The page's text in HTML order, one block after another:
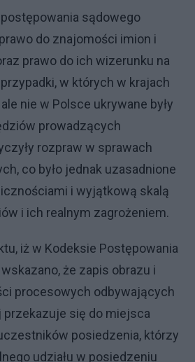
sądowego
do znajomości imion i
prawo do ich wizerunku na
w których w krajach
nie w Polsce ukrywane były
prowadzących
rozpraw w sprawach
co było jednak uzasadnione
i wyjątkową skalą
i ich realnym zagrożeniem.
iż w Kodeksie Postępowania
że zapis obrazu i
procesowych odbywających
przekazuje się do miejsca
posiedzenia, którzy
udziału w posiedzeniu